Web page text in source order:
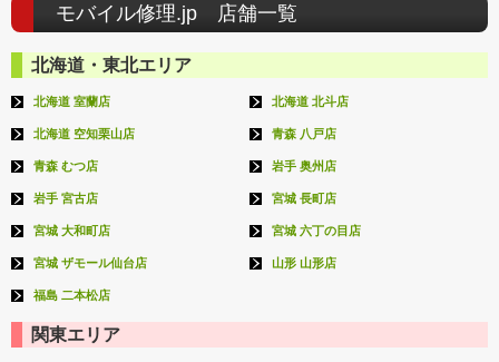
モバイル修理.jp 店舗一覧
北海道・東北エリア
北海道 室蘭店 北海道 北斗店
北海道 空知栗山店 青森 八戸店
青森 むつ店 岩手 奥州店
岩手 宮古店 宮城 長町店
宮城 大和町店 宮城 六丁の目店
宮城 ザモール仙台店 山形 山形店
福島 二本松店
関東エリア